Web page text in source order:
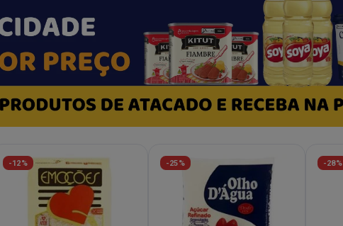
-12% -25% -28%